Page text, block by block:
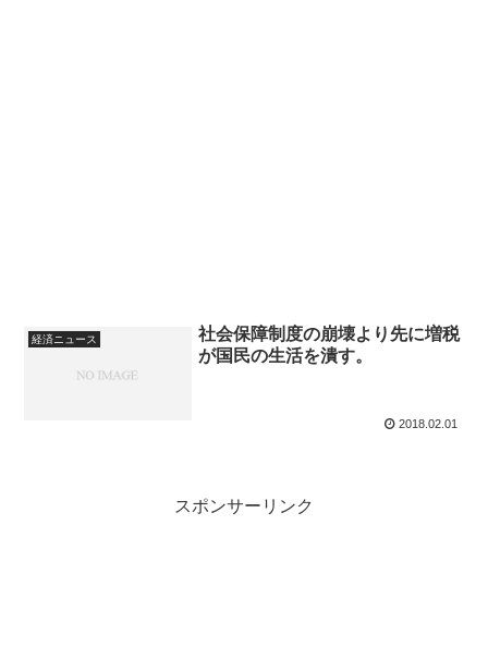
経済ニュース
社会保障制度の崩壊より先に増税
が国民の生活を潰す。
2018.02.01
スポンサーリンク